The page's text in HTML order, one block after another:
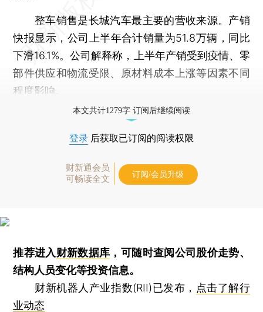
整车销售是长城汽车最主要的营收来源。产销
快报显示，公司上半年合计销量为51.8万辆，同比
下滑16.1%。公司解释称，上半年产销受到疫情、零
部件供应和物流受限、原材料成本上涨等因素不同
程度影响。
本文共计1279字 订阅后继续阅读
登录 后获取已订阅的阅读权限
财新通会员
可畅读全文
订阅/会员升级
推荐进入财新数据库 ，可随时查阅公司股价走势、
结构人员变化等投资信息。
财新机器人产业指数(RII)已发布， 点击了解行
业动态